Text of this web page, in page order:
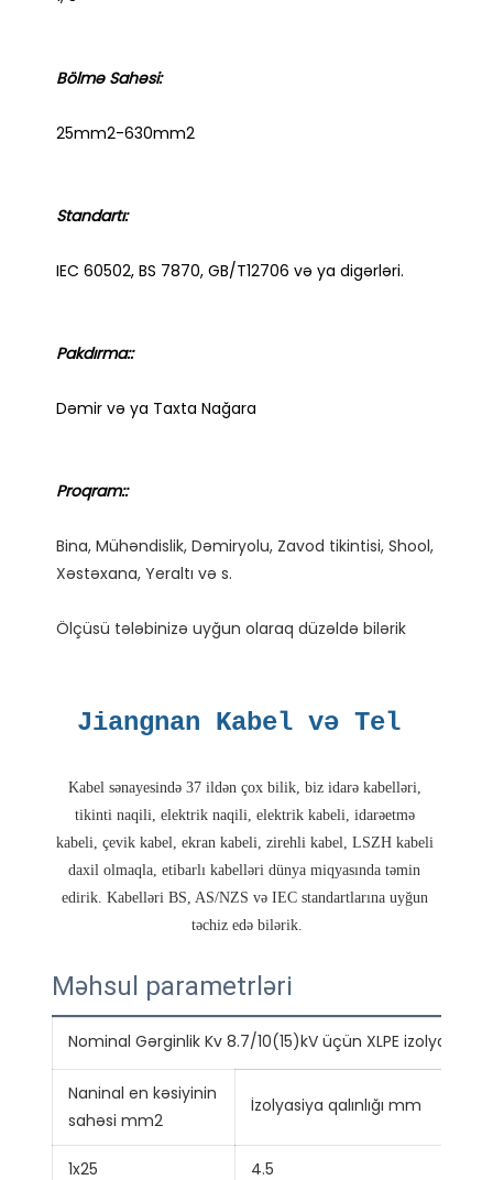
Proqram::
Bina, Mühəndislik, Dəmiryolu, Zavod tikintisi, Shool,
Kabel sənayesində 37 ildən çox bilik, biz idarə kabelləri,
tikinti naqili, elektrik naqili, elektrik kabeli, idarəetmə
kabeli, çevik kabel, ekran kabeli, zirehli kabel, LSZH kabeli
daxil olmaqla, etibarlı kabelləri dünya miqyasında təmin
edirik. Kabelləri BS, AS/NZS və IEC standartlarına uyğun
Məhsul parametrləri
Nominal Gərginlik Kv 8.7/10(15)kV üçün XLPE
Naninal en kəsiyinin
sahəsi mm2
İzolyasiya qalınlığı mm
1x25 4.5